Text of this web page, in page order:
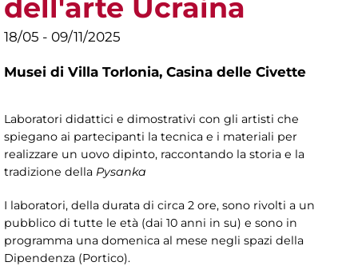
dell'arte Ucraina
18/05 - 09/11/2025
Musei di Villa Torlonia, Casina delle Civette
Laboratori didattici e dimostrativi con gli artisti che
spiegano ai partecipanti la tecnica e i materiali per
realizzare un uovo dipinto, raccontando la storia e la
tradizione della Pysanka
I laboratori, della durata di circa 2 ore, sono rivolti a un
pubblico di tutte le età (dai 10 anni in su) e sono in
programma una domenica al mese negli spazi della
Dipendenza (Portico).